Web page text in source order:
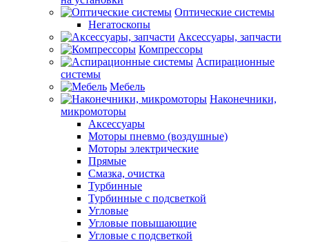
Оптические системы
Негатоскопы
Аксессуары, запчасти
Компрессоры
Аспирационные
системы
Мебель
Наконечники,
микромоторы
Аксессуары
Моторы пневмо (воздушные)
Моторы электрические
Прямые
Смазка, очистка
Турбинные
Турбинные с подсветкой
Угловые
Угловые повышающие
Угловые с подсветкой